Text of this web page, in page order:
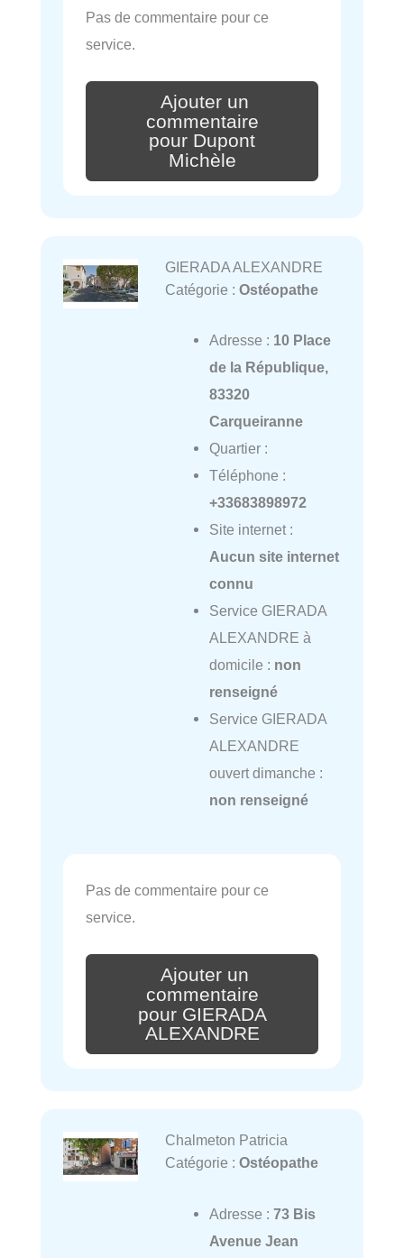
Pas de commentaire pour ce
service.
Ajouter un
commentaire
pour Dupont
Michèle
GIERADA ALEXANDRE
Catégorie : Ostéopathe
Adresse : 10 Place
de la République,
83320
Carqueiranne
Quartier :
Téléphone :
+33683898972
Site internet :
Aucun site internet
connu
Service GIERADA
ALEXANDRE à
domicile : non
renseigné
Service GIERADA
ALEXANDRE
ouvert dimanche :
non renseigné
Pas de commentaire pour ce
service.
Ajouter un
commentaire
pour GIERADA
ALEXANDRE
Chalmeton Patricia
Catégorie : Ostéopathe
Adresse : 73 Bis
Avenue Jean